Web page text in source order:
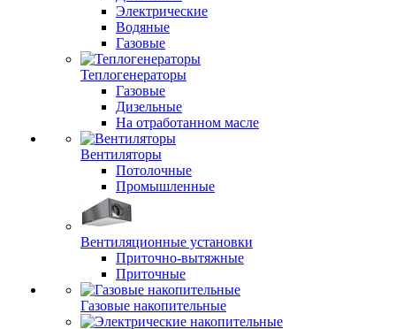
Электрические
Водяные
Газовые
Теплогенераторы
Газовые
Дизельные
На отработанном масле
Вентиляторы
Потолочные
Промышленные
Вентиляционные установки
Приточно-вытяжные
Приточные
Газовые накопительные